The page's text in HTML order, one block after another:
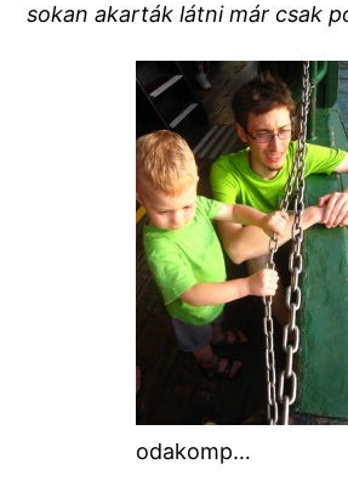
sokan akarták látni már csak
odakomp…